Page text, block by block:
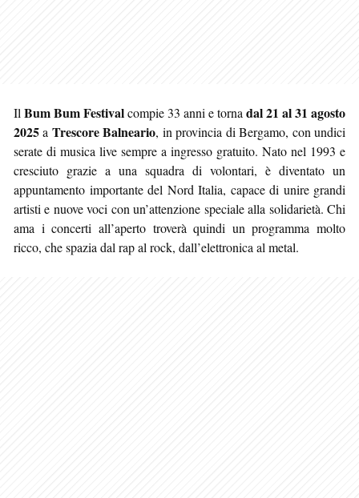
Il Bum Bum Festivalcompie 33 anni e torna dal 21 al 31 agosto
2025a Trescore Balneario, in provincia di Bergamo, con undici
serate di musica live sempre a ingresso gratuito. Nato nel 1993 e
cresciuto grazie a una squadra di volontari, è diventato un
appuntamento importante del Nord Italia, capace di unire grandi
artisti e nuove voci con un’attenzione speciale alla solidarietà. Chi
ama i concerti all’aperto troverà quindi un programma molto
ricco, che spazia dal rap al rock, dall’elettronica al metal.